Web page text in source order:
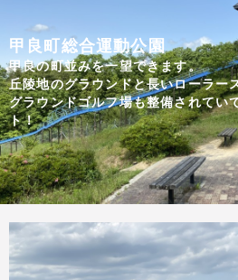
甲良町総合運動公園
甲良の町並みを一望できます。
丘陵地のグラウンドと長いローラ
グラウンドゴルフ場も整備されてい
ト！